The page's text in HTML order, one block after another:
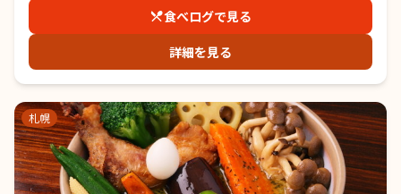
食べログで見る
詳細を見る
札幌